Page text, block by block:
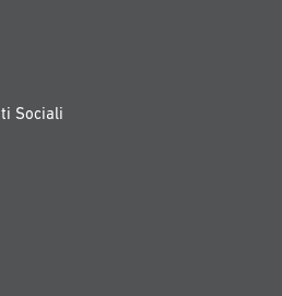
Sociali